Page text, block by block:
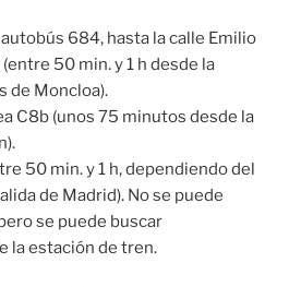
684, hasta la calle Emilio
50 min. y 1 h desde la
de Moncloa).
C8b (unos 75 minutos desde la
50 min. y 1 h, dependiendo del
de Madrid). No se puede
se puede buscar
la estación de tren.